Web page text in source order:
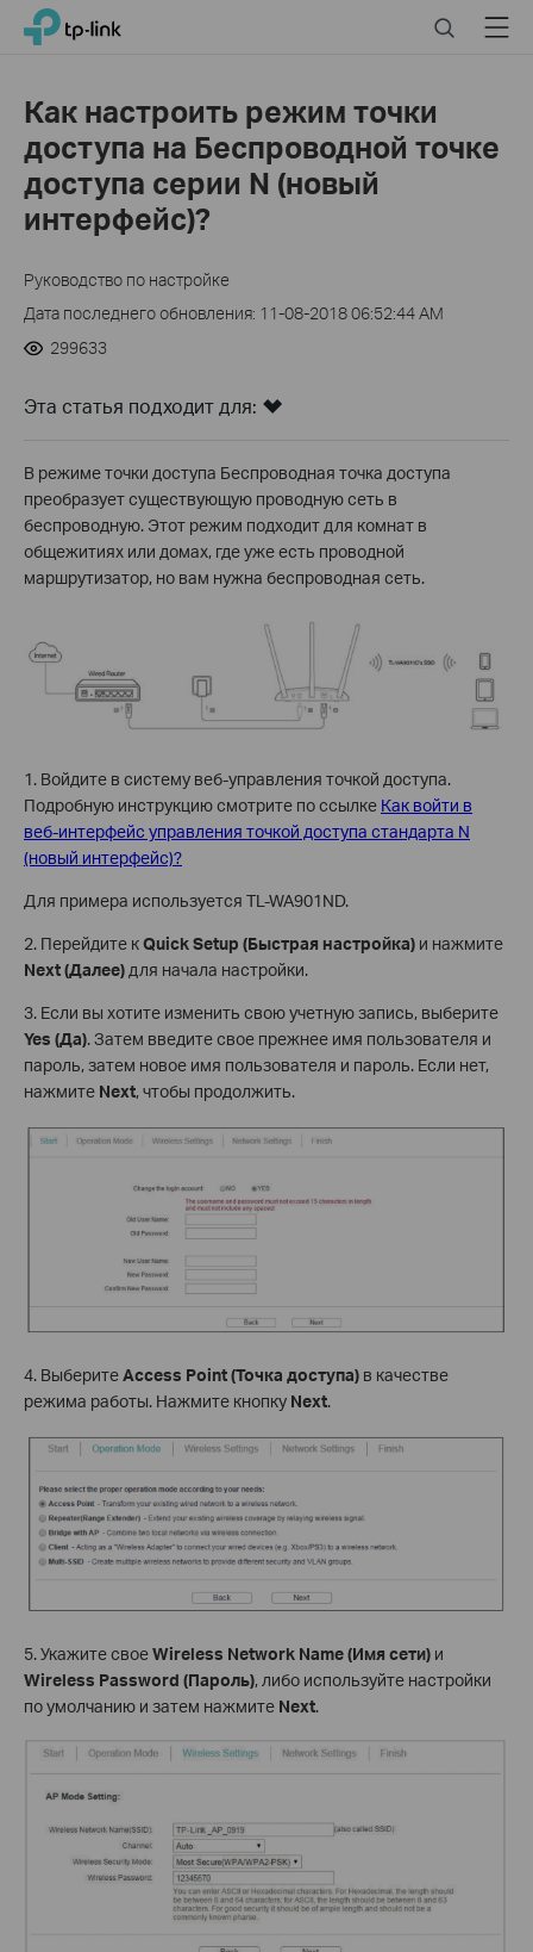
Click
navigation
TP-Link, Reliably Smart SearchMenu
Как настроить режим точки
доступа на Беспроводной точке
доступа серии N (новый
интерфейс)?
Руководство по настройке
Дата последнего обновления: 11-08-2018 06:52:44 AM
299633
Эта статья подходит для:
В режиме точки доступа Беспроводная точка доступа
преобразует существующую проводную сеть в
беспроводную. Этот режим подходит для комнат в
общежитиях или домах, где уже есть проводной
маршрутизатор, но вам нужна беспроводная сеть.
1. Войдите в систему веб-управления точкой доступа.
Подробную инструкцию смотрите по ссылке Как войти в
веб-интерфейс управления точкой доступа стандарта N
(новый интерфейс)?
Для примера используется TL-WA901ND.
2. Перейдите кQuick Setup (Быстрая настройка) и нажмите
Next (Далее) для начала настройки.
3. Если вы хотите изменить свою учетную запись, выберите
Yes (Да). Затем введите свое прежнее имя пользователя и
пароль, затем новое имя пользователя и пароль. Если нет,
нажмите Next, чтобы продолжить.
4. ВыберитеAccess Point(Точка доступа) в качестве
режима работы. Нажмите кнопку Next.
5. Укажите своеWireless Network Name (Имя сети) и
Wireless Password (Пароль), либо используйте настройки
по умолчанию и затем нажмите Next.